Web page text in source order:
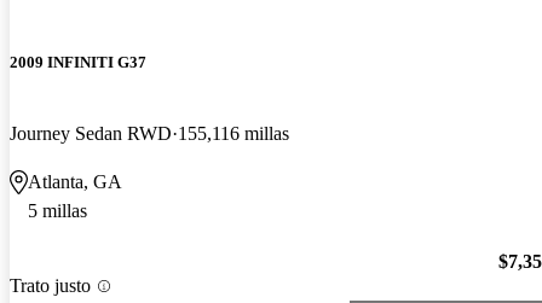
2009 INFINITI G37
Journey Sedan RWD 155,116 millas
Atlanta, GA
5 millas
Trato justo